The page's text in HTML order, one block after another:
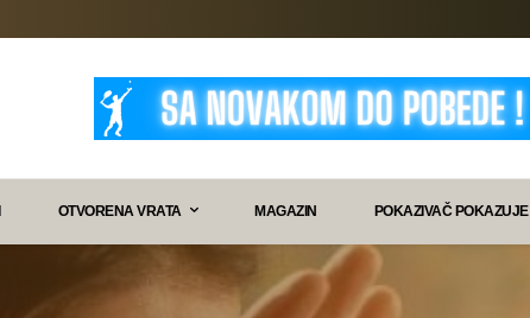
OTVORENA VRATA MAGAZIN POKAZIVAČ POKAZUJE